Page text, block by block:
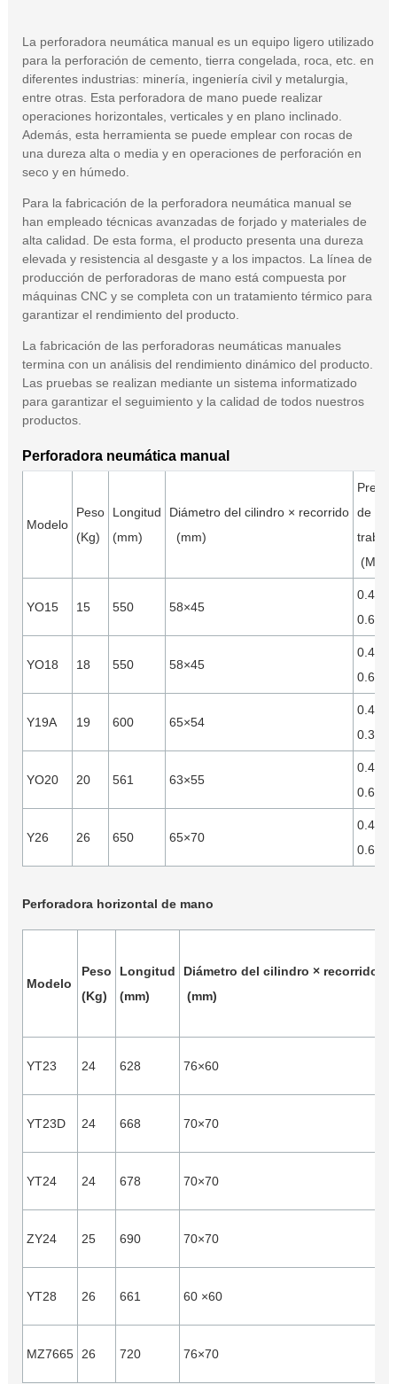
La perforadora neumática manual es un equipo ligero utilizado
para la perforación de cemento, tierra congelada, roca, etc. en
diferentes industrias: minería, ingeniería civil y metalurgia,
entre otras. Esta perforadora de mano puede realizar
operaciones horizontales, verticales y en plano inclinado.
Además, esta herramienta se puede emplear con rocas de
una dureza alta o media y en operaciones de perforación en
seco y en húmedo.
Para la fabricación de la perforadora neumática manual se
han empleado técnicas avanzadas de forjado y materiales de
alta calidad. De esta forma, el producto presenta una dureza
elevada y resistencia al desgaste y a los impactos. La línea de
producción de perforadoras de mano está compuesta por
máquinas CNC y se completa con un tratamiento térmico para
garantizar el rendimiento del producto.
La fabricación de las perforadoras neumáticas manuales
termina con un análisis del rendimiento dinámico del producto.
Las pruebas se realizan mediante un sistema informatizado
para garantizar el seguimiento y la calidad de todos nuestros
productos.
Perforadora neumática manual
Modelo
Peso
(Kg)
Longitud
(mm)
Diámetro del cilindro × recorrido
(mm)
de
trabajo
(MPa)
YO15 15 550 58×45
0.4-
0.63
YO18 18 550 58×45
0.4-
0.63
Y19A 19 600 65×54
0.4-
0.3-63
YO20 20 561 63×55
0.4-
0.63
Y26 26 650 65×70
0.4-
0.63
Perforadora horizontal de mano
Modelo
Peso
(Kg)
Longitud
(mm)
Diámetro del cilindro × recorrido
(mm)
YT23 24 628 76×60
YT23D 24 668 70×70
YT24 24 678 70×70
ZY24 25 690 70×70
YT28 26 661 60 ×60
MZ7665 26 720 76×70